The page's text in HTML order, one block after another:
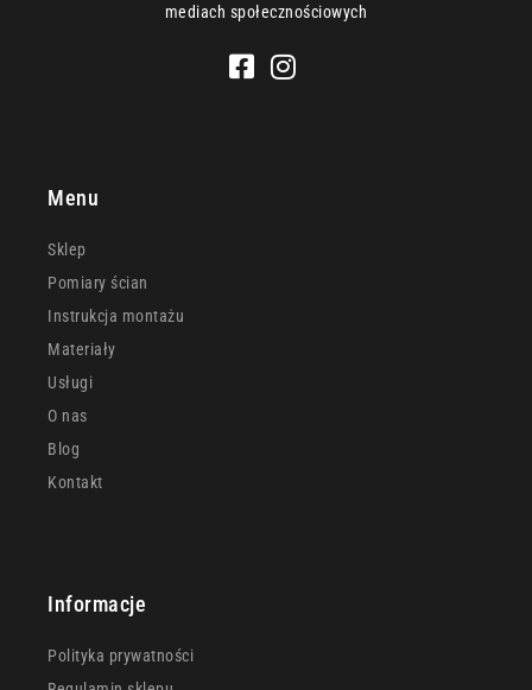
mediach społecznościowych
Informacje
Polityka prywatności
Menu
Sklep
Pomiary ścian
Instrukcja montażu
Materiały
Usługi
O nas
Blog
Kontakt